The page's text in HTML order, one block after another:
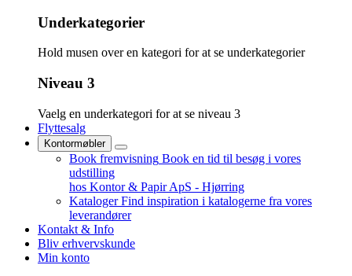
Underkategorier
Hold musen over en kategori for at se underkategorier
Niveau 3
Vaelg en underkategori for at se niveau 3
Flyttesalg
Kontormøbler
Book fremvisning Book en tid til besøg i vores
udstilling
hos Kontor & Papir ApS - Hjørring
Kataloger Find inspiration i katalogerne fra vores
leverandører
Kontakt & Info
Bliv erhvervskunde
Min konto